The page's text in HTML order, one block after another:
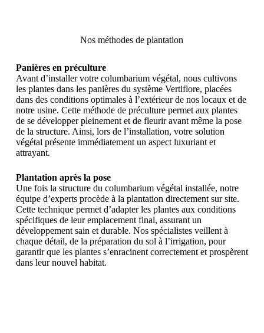
Nos méthodes de plantation
Panières en préculture
Avant d’installer votre columbarium végétal, nous cultivons
les plantes dans les panières du système Vertiflore, placées
dans des conditions optimales à l’extérieur de nos locaux et de
notre usine. Cette méthode de préculture permet aux plantes
de se développer pleinement et de fleurir avant même la pose
de la structure. Ainsi, lors de l’installation, votre solution
végétal présente immédiatement un aspect luxuriant et
attrayant.
Plantation après la pose
Une fois la structure du columbarium végétal installée, notre
équipe d’experts procède à la plantation directement sur site.
Cette technique permet d’adapter les plantes aux conditions
spécifiques de leur emplacement final, assurant un
développement sain et durable. Nos spécialistes veillent à
chaque détail, de la préparation du sol à l’irrigation, pour
garantir que les plantes s’enracinent correctement et prospèrent
dans leur nouvel habitat.